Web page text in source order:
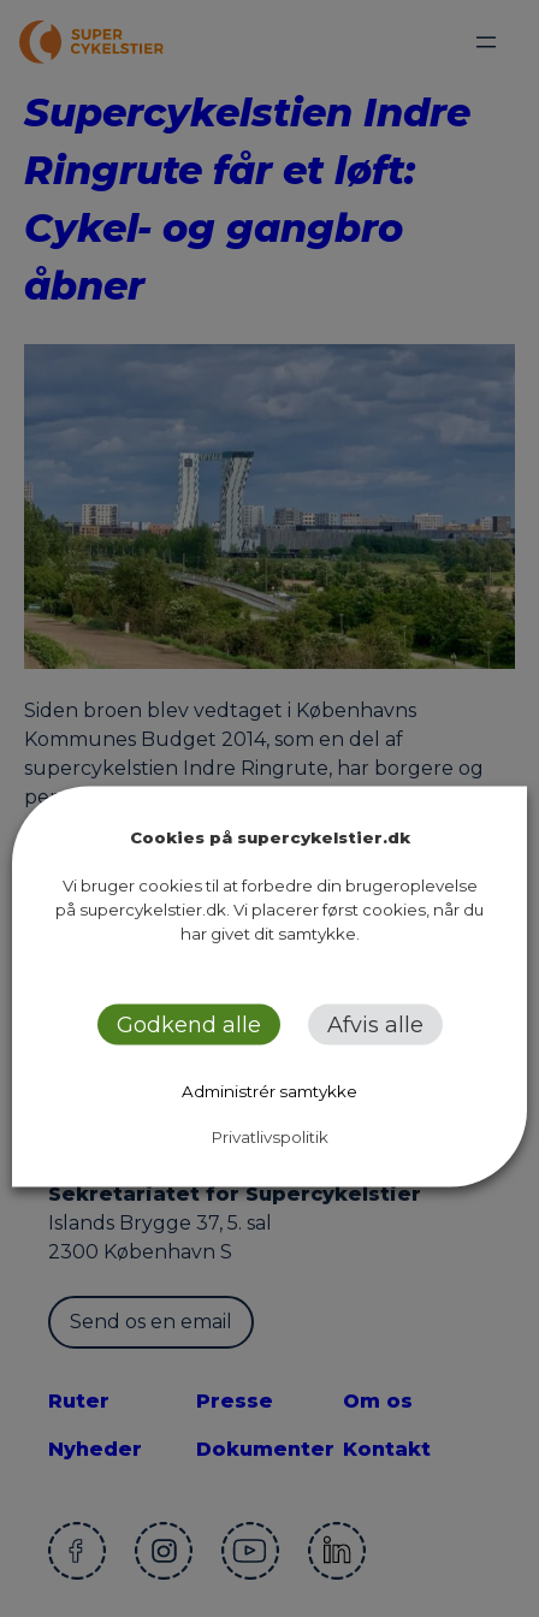
Supercykelstien Indre
Ringrute får et løft:
Cykel- og gangbro
åbner
Siden broen blev vedtaget i Københavns
Kommunes Budget 2014, som en del af
supercykelstien Indre Ringrute, har borgere og
pendlere, der tager turen langs Vejlands Allé til
fods eller på cykel, ventet på en sikrere
nu er ventetiden forbi. I dag åbner broen for trafik,
og torsdag d. 19.…
Previous Page Next Page
Sekretariatet for Supercykelstier
Islands Brygge 37, 5. sal
2300 København S
Send os en email
Ruter
Nyheder
Presse
Dokumenter
Om os
Kontakt
Cookies på supercykelstier.dk
Vi bruger cookies til at forbedre din brugeroplevelse
på supercykelstier.dk. Vi placerer først cookies, når du
har givet dit samtykke.
Godkend alle Afvis alle
Administrér samtykke
Privatlivspolitik